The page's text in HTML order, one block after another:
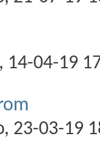
‎, 14-04-19
‎, 23-03-19